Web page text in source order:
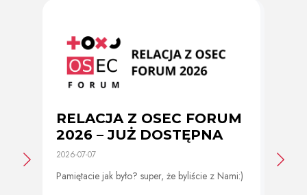
RELACJA Z OSEC FORUM
2026 – JUŻ DOSTĘPNA
2026-07-07
Pamiętacie jak było? super, że byliście z Nami:)
2026-